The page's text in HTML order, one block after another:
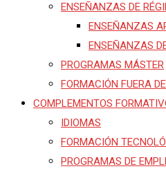
ENSEÑANZAS DE
ENSEÑANZAS
ENSEÑANZAS
PROGRAMAS MÁSTER
FORMACIÓN FUERA
COMPLEMENTOS
IDIOMAS
FORMACIÓN
PROGRAMAS DE